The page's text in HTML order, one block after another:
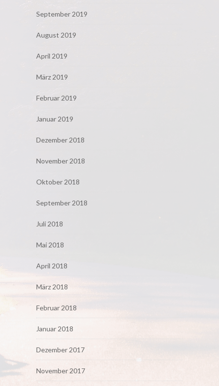
September 2019
August 2019
April 2019
März 2019
Februar 2019
Januar 2019
Dezember 2018
November 2018
Oktober 2018
September 2018
Juli 2018
Mai 2018
April 2018
März 2018
Februar 2018
Januar 2018
Dezember 2017
November 2017